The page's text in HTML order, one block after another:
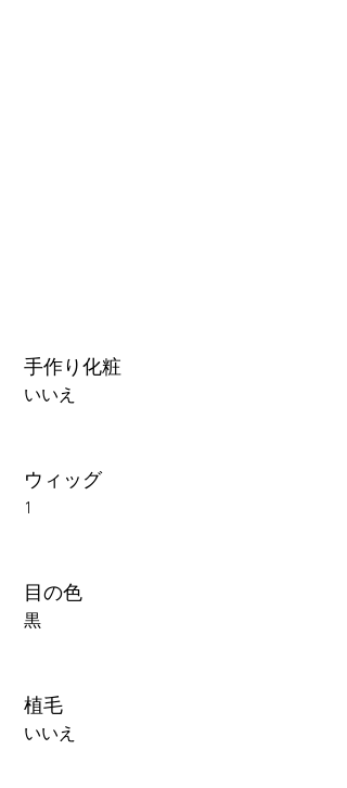
手作り化粧
いいえ
ウィッグ
1
目の色
黒
植毛
いいえ